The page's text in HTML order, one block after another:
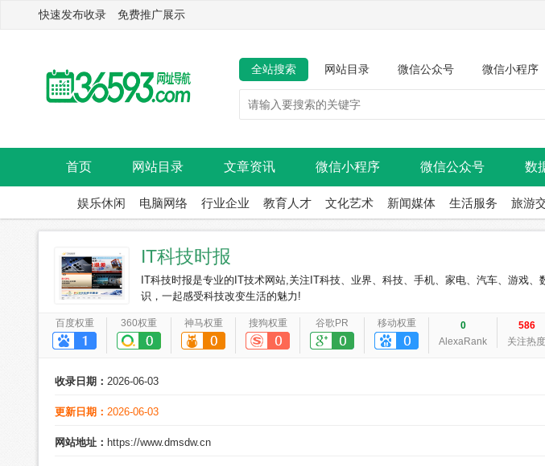
快速发布收录 免费推广展示
全站搜索 网站目录 微信公众号 微信小程序
首页 网站目录 文章资讯 微信小程序 微信公众号 数
娱乐休闲 电脑网络 行业企业 教育人才 文化艺术 新闻媒体 生活服务 旅游
IT科技时报
IT科技时报是专业的IT技术网站,关注IT科技、业界、科技、手机、家电、汽车、游戏、
识，一起感受科技改变生活的魅力!
百度权重 360权重 神马权重 搜狗权重 谷歌PR 移动权重
0
AlexaRank
586
关注热度
收录日期： 2026-06-03
更新日期： 2026-06-03
网站地址： https://www.dmsdw.cn